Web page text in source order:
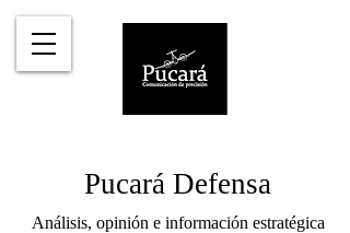
Pucará Defensa
Análisis, opinión e información estratégica